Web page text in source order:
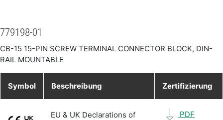
779198-01
CB-15 15-PIN SCREW TERMINAL CONNECTOR BLOCK, DIN-
RAIL MOUNTABLE
Symbol Beschreibung Zertifizierung
EU & UK Declarations of
PDF